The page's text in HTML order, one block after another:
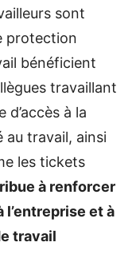
sont
protection
bénéficient
travaillant
à la
travail, ainsi
les tickets
à renforcer
l’entreprise et à
travail